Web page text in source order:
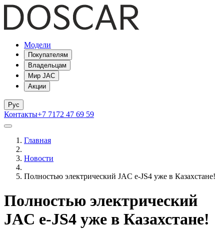
Модели
Покупателям
Владельцам
Мир JAC
Акции
Рус
Контакты+7 7172 47 69 59
Главная
Новости
Полностью электрический JAC e-JS4 уже в Казахстане!
Полностью электрический
JAC e-JS4 уже в Казахстане!